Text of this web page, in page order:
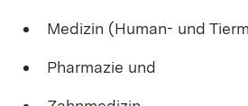
Medizin (Human- und
Pharmazie und